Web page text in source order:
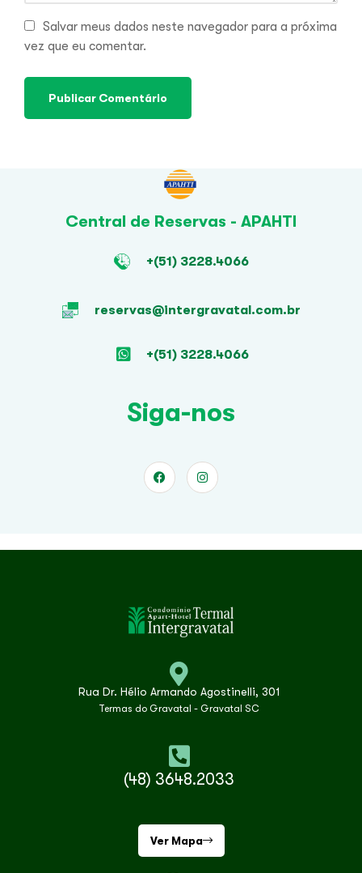
Salvar meus dados neste navegador para a próxima
vez que eu comentar.
Central de Reservas - APAHTI
+(51) 3228.4066
reservas@intergravatal.com.br
+(51) 3228.4066
Siga-nos
Rua Dr. Hélio Armando Agostinelli, 301
Termas do Gravatal - Gravatal SC
(48) 3648.2033
Ver Mapa